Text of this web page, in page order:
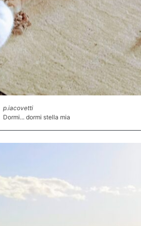
p.iacovetti
Dormi... dormi stella mia